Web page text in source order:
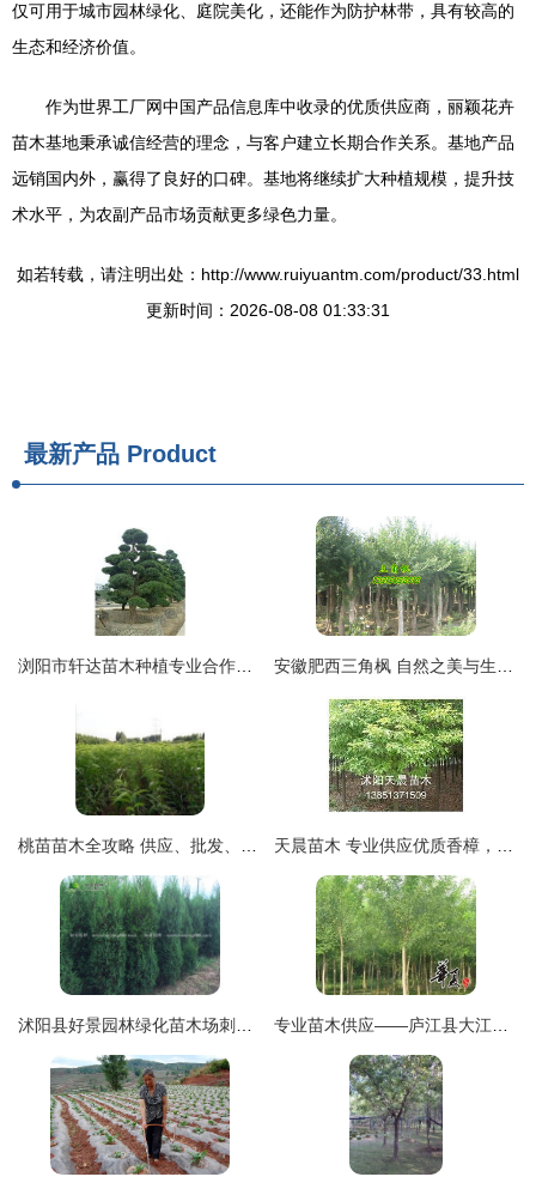
仅可用于城市园林绿化、庭院美化，还能作为防护林带，具有较高的
生态和经济价值。
作为世界工厂网中国产品信息库中收录的优质供应商，丽颖花卉
苗木基地秉承诚信经营的理念，与客户建立长期合作关系。基地产品
远销国内外，赢得了良好的口碑。基地将继续扩大种植规模，提升技
术水平，为农副产品市场贡献更多绿色力量。
如若转载，请注明出处：http://www.ruiyuantm.com/product/33.html
更新时间：2026-08-08 01:33:31
最新产品 Product